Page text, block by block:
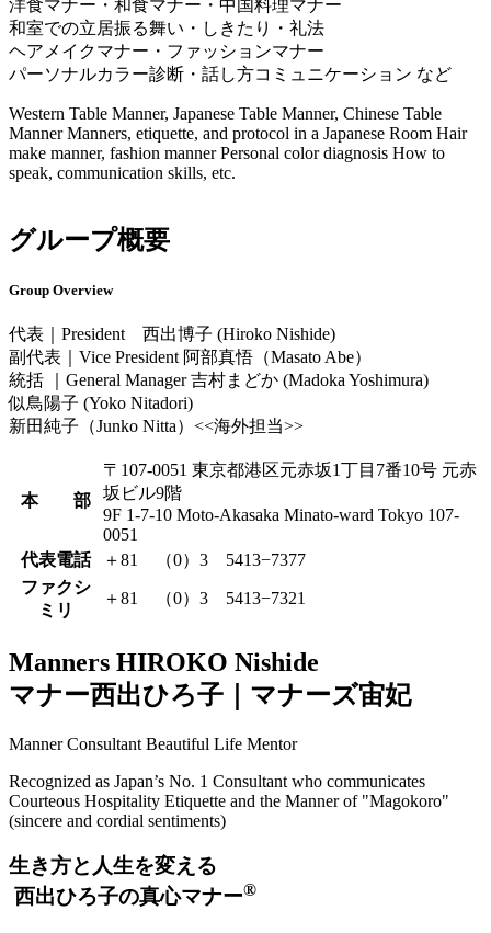
洋食マナー・和食マナー・中国料理マナー
和室での立居振る舞い・しきたり・礼法
ヘアメイクマナー・ファッションマナー
パーソナルカラー診断・話し方コミュニケーション など
Western Table Manner, Japanese Table Manner, Chinese Table
Manner Manners, etiquette, and protocol in a Japanese Room Hair
make manner, fashion manner Personal color diagnosis How to
speak, communication skills, etc.
グループ概要
Group Overview
代表｜President
西出博子 (Hiroko Nishide)
副代表｜Vice President 阿部真悟（Masato Abe）
統括 ｜General Manager 吉村まどか (Madoka Yoshimura)
似鳥陽子 (Yoko Nitadori)
新田純子（Junko Nitta）<<海外担当>>
本 部
〒107-0051 東京都港区元赤坂1丁目7番10号 元赤
坂ビル9階
9F 1-7-10 Moto-Akasaka Minato-ward Tokyo 107-
0051
代表電話
＋81 （0）3 5413−7377
ファクシ
ミリ
＋81 （0）3 5413−7321
Manners HIROKO Nishide
マナー西出ひろ子｜マナーズ宙妃
Manner Consultant Beautiful Life Mentor
Recognized as Japan’s No. 1 Consultant who communicates
Courteous Hospitality Etiquette and the Manner of "Magokoro"
(sincere and cordial sentiments)
生き方と人生を変える
西出ひろ子の真心マナー®